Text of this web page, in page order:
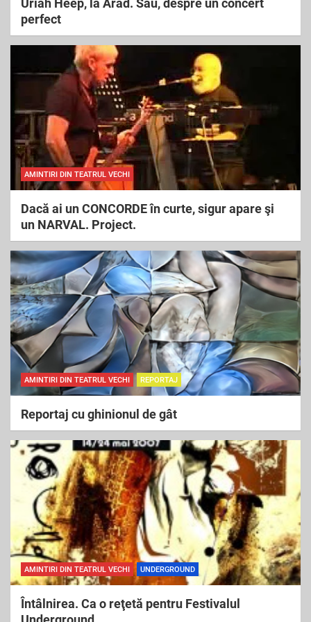
Uriah Heep, la Arad. Sau, despre un concert
perfect
AMINTIRI DIN TEATRUL VECHI
Dacă ai un CONCORDE în curte, sigur apare şi
un NARVAL. Project.
AMINTIRI DIN TEATRUL VECHI REPORTAJ
Reportaj cu ghinionul de gât
AMINTIRI DIN TEATRUL VECHI UNDERGROUND
Întâlnirea. Ca o reţetă pentru Festivalul